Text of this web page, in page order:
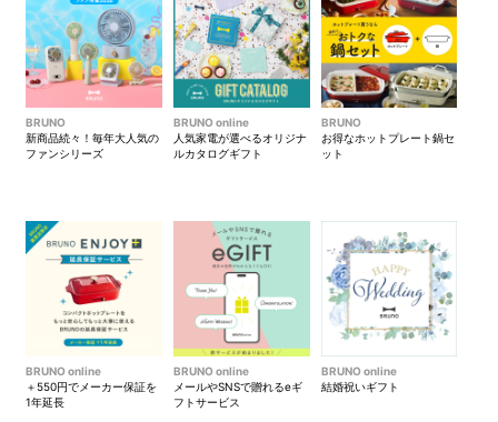
BRUNO
新商品続々！毎年大人気の
ファンシリーズ
BRUNO online
人気家電が選べるオリジナ
ルカタログギフト
BRUNO
お得なホットプレート鍋セ
ット
BRUNO online
＋550円でメーカー保証を
1年延長
BRUNO online
メールやSNSで贈れるeギ
フトサービス
BRUNO online
結婚祝いギフト